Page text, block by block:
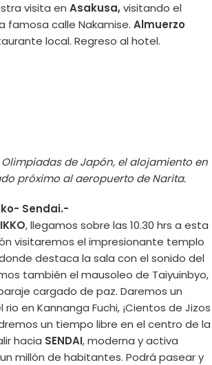
visita en Asakusa,visitando el
famosa calle Nakamise. Almuerzo
local. Regreso al hotel.
de Japón, el alojamiento en
próximo al aeropuerto de Narita.
Sendai.-
, llegamos sobre las 10.30 hrs a esta
visitaremos el impresionante templo
destaca la sala con el sonido del
también el mausoleo de Taiyuinbyo,
cargado de paz. Daremos un
en Kannanga Fuchi, ¡Cientos de Jizos
un tiempo libre en el centro de la
hacia SENDAI, moderna y activa
millón de habitantes. Podrá pasear y